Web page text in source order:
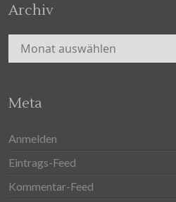
Archiv
Archiv
Meta
Anmelden
Eintrags-Feed
Kommentar-Feed